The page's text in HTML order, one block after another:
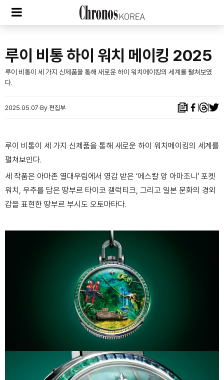
루이 비통 하이 워치 메이킹 2025
루이 비통이 세 가지 신제품을 통해 새로운 하이 워치메이킹의 세계를 펼쳐보였
다.
2025.05.07 By 편집부
루이 비통이 세 가지 신제품을 통해 새로운 하이 워치메이킹의 세계를
펼쳐보인다.
세 작품은 아마존 열대우림에서 영감 받은 ‘에스칼 앙 아마조니’ 포켓
워치, 우주를 담은 땅부르 타이코 갤럭티크, 그리고 일본 문화의 경외
감을 표현한 땅부르 부시도 오토마타다.